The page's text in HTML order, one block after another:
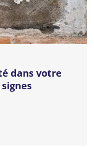
dans votre